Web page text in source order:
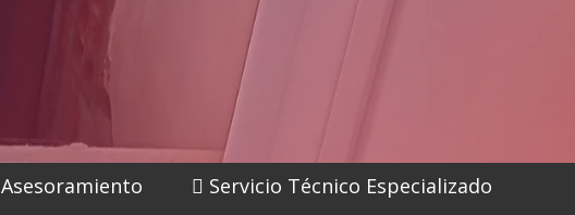
Asesoramiento Servicio Técnico Especializado